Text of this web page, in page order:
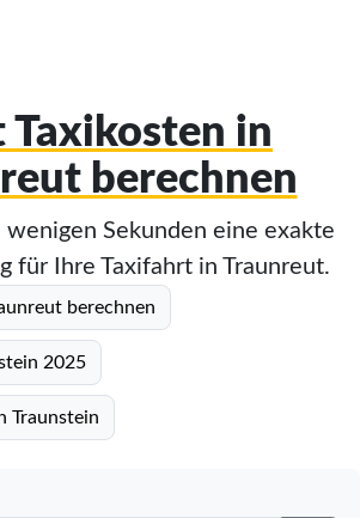
Taxikosten in
berechnen
wenigen Sekunden eine exakte
für Ihre Taxifahrt in Traunreut.
berechnen
2025
Traunstein